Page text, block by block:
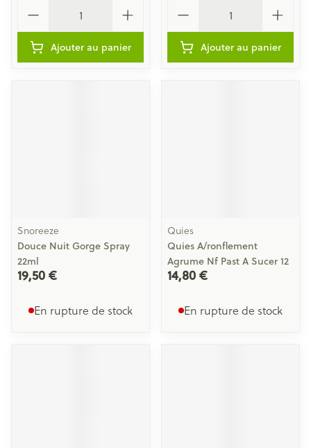
Ajouter au panier Ajouter au panier
Snoreeze
Douce Nuit Gorge Spray
22ml
19,50 €
En rupture de stock
Quies
Quies A/ronflement
Agrume Nf Past A Sucer 12
14,80 €
En rupture de stock